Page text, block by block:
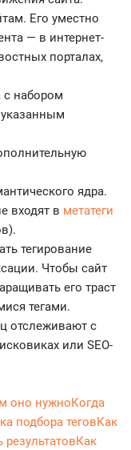
Его уместно
— в интернет-
порталах,
с набором
указанным
ядра.
входят в метатеги
тегирование
Чтобы сайт
его траст
тегами.
отслеживают с
или SEO-
оно нужноКогда
подбора теговКак
результатовКак